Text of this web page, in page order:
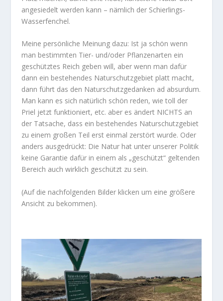
angesiedelt werden kann – nämlich der Schierlings-
Wasserfenchel.
Meine persönliche Meinung dazu: Ist ja schön wenn
man bestimmten Tier- und/oder Pflanzenarten ein
geschütztes Reich geben will, aber wenn man dafür
dann ein bestehendes Naturschutzgebiet platt macht,
dann führt das den Naturschutzgedanken ad absurdum.
Man kann es sich natürlich schön reden, wie toll der
Priel jetzt funktioniert, etc. aber es ändert NICHTS an
der Tatsache, dass ein bestehendes Naturschutzgebiet
zu einem großen Teil erst einmal zerstört wurde. Oder
anders ausgedrückt: Die Natur hat unter unserer Politik
keine Garantie dafür in einem als „geschützt“ geltenden
Bereich auch wirklich geschützt zu sein.
(Auf die nachfolgenden Bilder klicken um eine größere
Ansicht zu bekommen).